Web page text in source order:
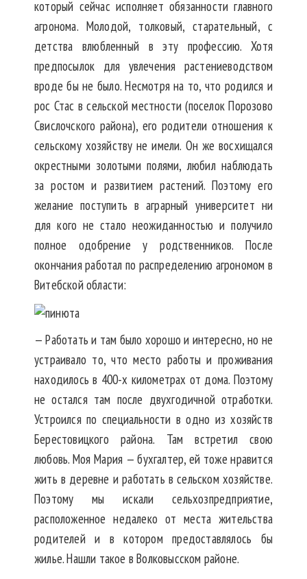
который сейчас исполняет обязанности главного
агронома. Молодой, толковый, старательный, с
детства влюбленный в эту профессию. Хотя
предпосылок для увлечения растениеводством
вроде бы не было. Несмотря на то, что родился и
рос Стас в сельской местности (поселок Порозово
Свислочского района), его родители отношения к
сельскому хозяйству не имели. Он же восхищался
окрестными золотыми полями, любил наблюдать
за ростом и развитием растений. Поэтому его
желание поступить в аграрный университет ни
для кого не стало неожиданностью и получило
полное одобрение у родственников. После
окончания работал по распределению агрономом в
Витебской области:
— Работать и там было хорошо и интересно, но не
устраивало то, что место работы и проживания
находилось в 400-х километрах от дома. Поэтому
не остался там после двухгодичной отработки.
Устроился по специальности в одно из хозяйств
Берестовицкого района. Там встретил свою
любовь. Моя Мария — бухгалтер, ей тоже нравится
жить в деревне и работать в сельском хозяйстве.
Поэтому мы искали сельхозпредприятие,
расположенное недалеко от места жительства
родителей и в котором предоставлялось бы
жилье. Нашли такое в Волковысском районе.